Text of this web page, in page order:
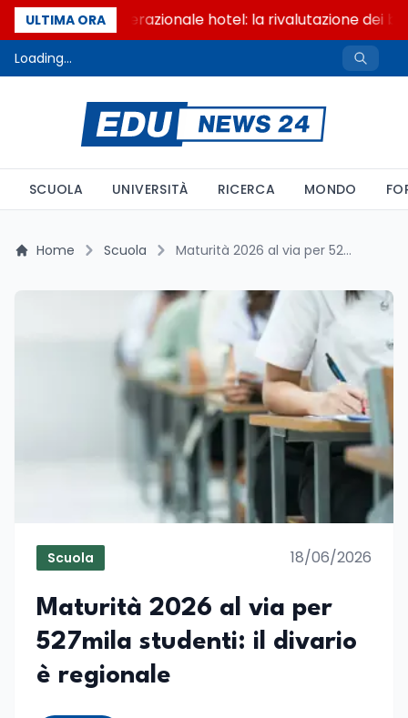
ULTIMA ORA
Passaggio generazionale hotel: la rivalutazione dei
Loading...
SCUOLA UNIVERSITÀ RICERCA MONDO
Home Scuola Maturità 2026 al via per 527mila studenti: il divario è regionale
Scuola 18/06/2026
Maturità 2026 al via per
527mila studenti: il divario
è regionale